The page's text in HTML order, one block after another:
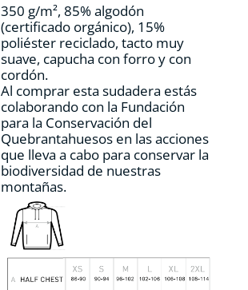
página
de
producto
350 g/m², 85% algodón
(certificado orgánico), 15%
poliéster reciclado, tacto muy
suave, capucha con forro y con
cordón.
Al comprar esta sudadera estás
colaborando con la Fundación
para la Conservación del
Quebrantahuesos en las acciones
que lleva a cabo para conservar la
biodiversidad de nuestras
montañas.